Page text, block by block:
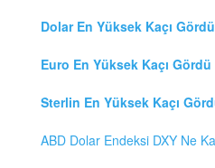
Dolar En Yüksek Kaçı Gördü
Euro En Yüksek Kaçı Gördü
Sterlin En Yüksek Kaçı
ABD Dolar Endeksi DXY Ne